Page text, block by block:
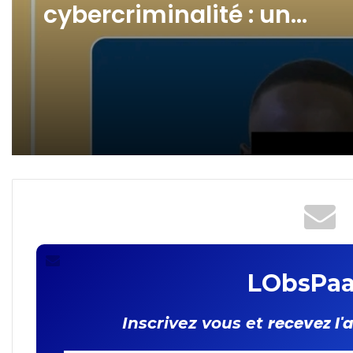
cybercriminalité : un
revendeur de cartes SIM
interpellé !
Inscrivez vous et recevez